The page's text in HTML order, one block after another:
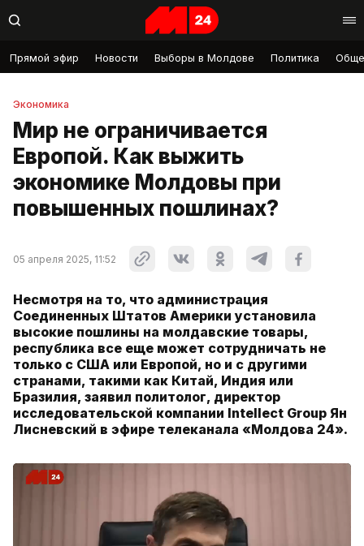
Прямой эфир Новости Выборы в Молдове Политика
Экономика
Мир не ограничивается
Европой. Как выжить
экономике Молдовы при
повышенных пошлинах?
05 апреля 2025, 11:52
Несмотря на то, что администрация
Соединенных Штатов Америки установила
высокие пошлины на молдавские товары,
республика все еще может сотрудничать не
только с США или Европой, но и с другими
странами, такими как Китай, Индия или
Бразилия, заявил политолог, директор
исследовательской компании Intellect Group Ян
Лисневский в эфире телеканала «Молдова 24».